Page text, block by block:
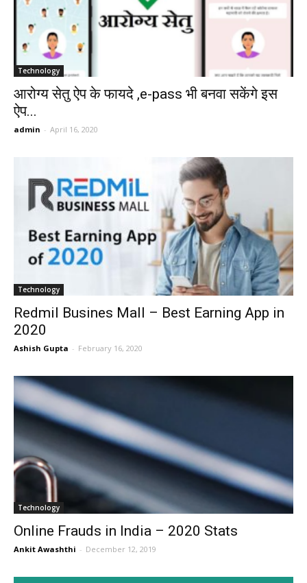
Technology
आरोग्य सेतु ऐप के फायदे ,e-pass भी बनवा सकेंगे इस
ऐप...
admin - April 16, 2020
Technology
Redmil Busines Mall – Best Earning App in
2020
Ashish Gupta - February 16, 2020
Technology
Online Frauds in India – 2020 Stats
Ankit Awashthi - December 12, 2019